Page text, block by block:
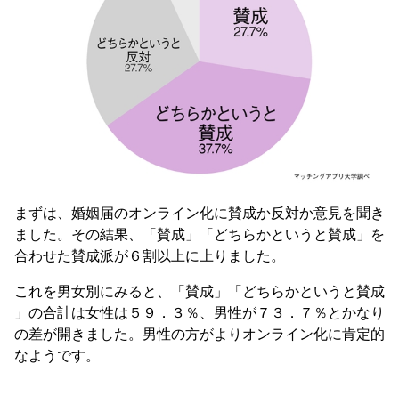
まずは、婚姻届のオンライン化に賛成か反対か意見を聞き
ました。その結果、「賛成」「どちらかというと賛成」を
合わせた賛成派が６割以上に上りました。
これを男女別にみると、「賛成」「どちらかというと賛成
」の合計は女性は５９．３％、男性が７３．７％とかなり
の差が開きました。男性の方がよりオンライン化に肯定的
なようです。